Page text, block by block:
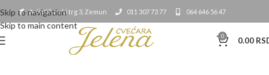
Skip to navigation
Skip to main content
Avijatičarski trg 3, Zemun 011 307 73 77 064 646 56 47
0 0.00